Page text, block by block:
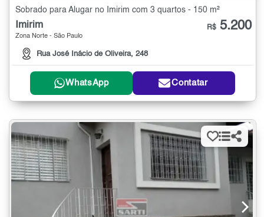
Sobrado para Alugar no Imirim com 3 quartos - 150 m²
Imirim
Zona Norte - São Paulo
Rua José Inácio de Oliveira, 248
R$ 5.200
WhatsApp Contatar